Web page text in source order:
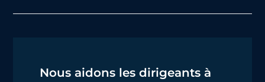
Nous aidons les dirigeants à